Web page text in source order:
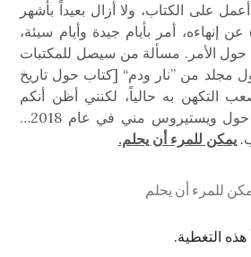
على الكتاب، وﻻ أزال بعيداً بأشهر
أمر بأيام جيدة وأيام سيئة،
حول الأمر. مسألة من سيصل للمكتبات
أول مجلد من ”نار ودم“ [كتاب حول تاريخ
التكهن به حالياً، لكنني أظن أنكم
ستحصلون على كتاب حول ويستيروس مني في عام 2018…
يمكن للمرء أن يحلم.
للمرء أن يحلم
هذه التغطية.